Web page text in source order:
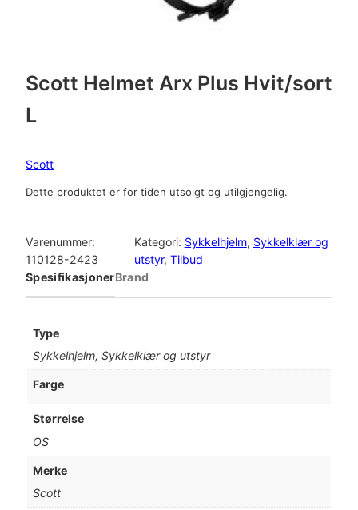
Scott Helmet Arx Plus Hvit/sort
L
Scott
Dette produktet er for tiden utsolgt og utilgjengelig.
Varenummer:
110128-2423
Kategori: Sykkelhjelm, Sykkelklær og
utstyr, Tilbud
SpesifikasjonerBrand
Type
Sykkelhjelm, Sykkelklær og utstyr
Farge
Størrelse
OS
Merke
Scott